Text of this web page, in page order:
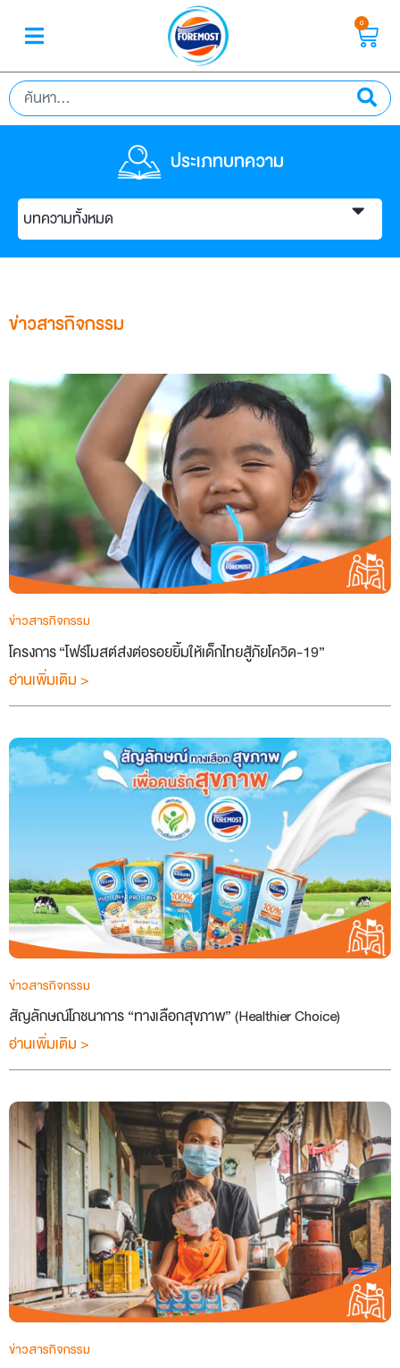
0
ประเภทบทความ
บทความทั้งหมด
ข่าวสารกิจกรรม
ข่าวสารกิจกรรม
โครงการ “โฟร์โมสต์ส่งต่อรอยยิ้มให้เด็กไทยสู้ภัยโควิด-19”
อ่านเพิ่มเติม >
ข่าวสารกิจกรรม
สัญลักษณ์โภชนาการ “ทางเลือกสุขภาพ” (Healthier Choice)
อ่านเพิ่มเติม >
ข่าวสารกิจกรรม